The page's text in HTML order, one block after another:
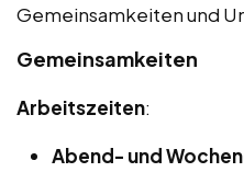
Gemeinsamkeiten und
Gemeinsamkeiten
Arbeitszeiten:
Abend- und